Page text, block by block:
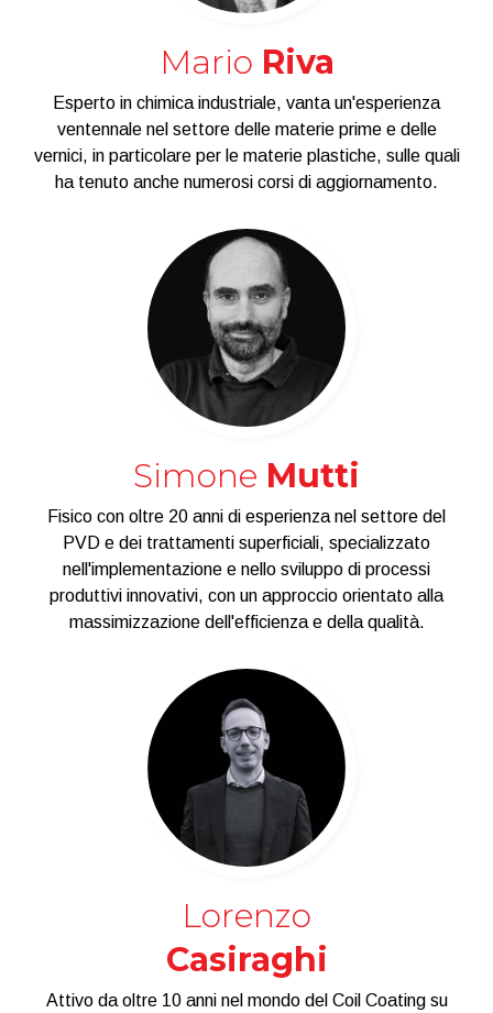
Mario Riva
Esperto in chimica industriale, vanta un'esperienza
ventennale nel settore delle materie prime e delle
vernici, in particolare per le materie plastiche, sulle quali
ha tenuto anche numerosi corsi di aggiornamento.
Simone Mutti
Fisico con oltre 20 anni di esperienza nel settore del
PVD e dei trattamenti superficiali, specializzato
nell'implementazione e nello sviluppo di processi
produttivi innovativi, con un approccio orientato alla
massimizzazione dell'efficienza e della qualità.
Lorenzo
Casiraghi
Attivo da oltre 10 anni nel mondo del Coil Coating su